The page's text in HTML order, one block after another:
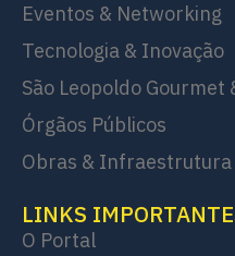
Eventos & Networking
Tecnologia & Inovação
São Leopoldo Gourmet
Órgãos Públicos
Obras & Infraestrutura
LINKS
O Portal